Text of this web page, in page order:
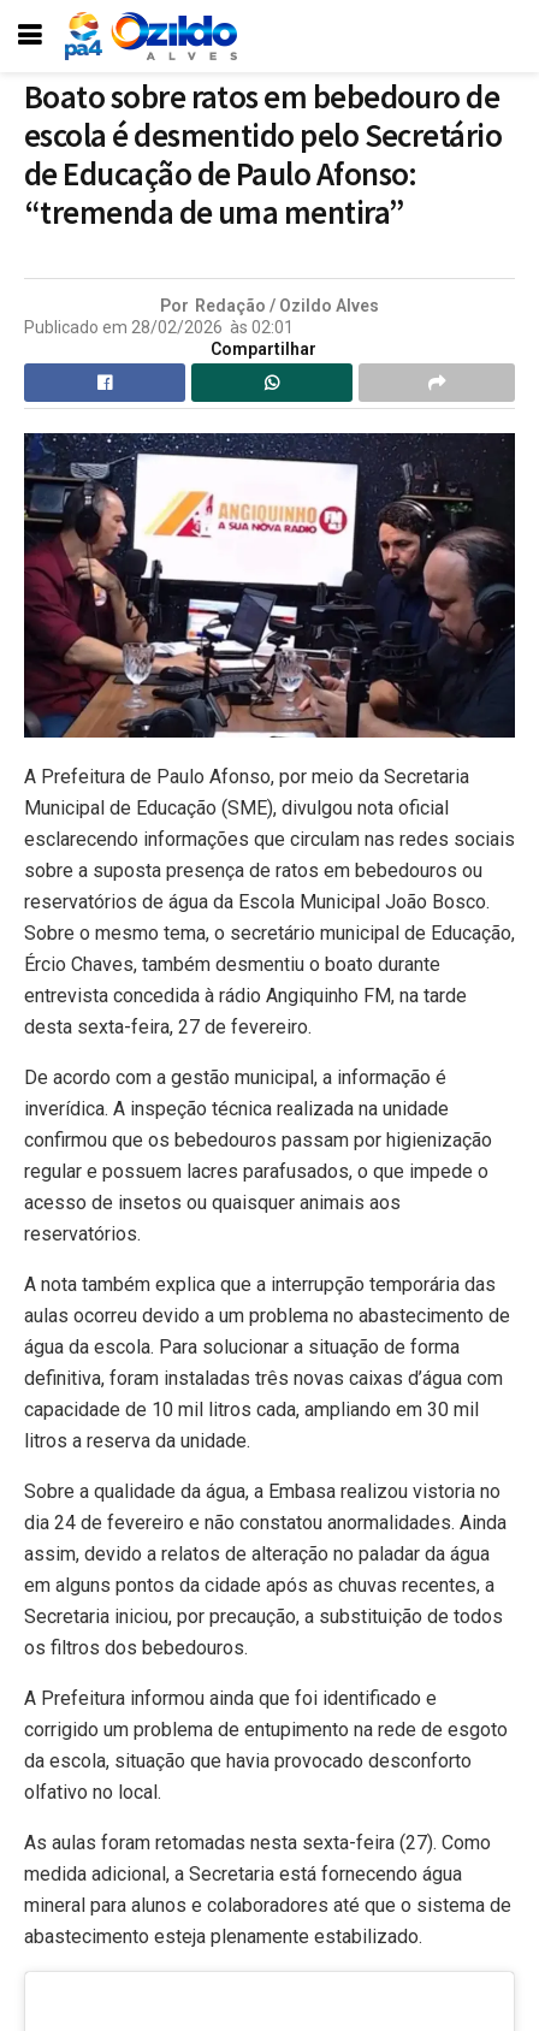
Boato sobre ratos em bebedouro de
escola é desmentido pelo Secretário
de Educação de Paulo Afonso:
“tremenda de uma mentira”
Por Redação / Ozildo Alves
Publicado em 28/02/2026 às 02:01
Compartilhar
A Prefeitura de Paulo Afonso, por meio da Secretaria
Municipal de Educação (SME), divulgou nota oficial
esclarecendo informações que circulam nas redes sociais
sobre a suposta presença de ratos em bebedouros ou
reservatórios de água da Escola Municipal João Bosco.
Sobre o mesmo tema, o secretário municipal de Educação,
Ércio Chaves, também desmentiu o boato durante
entrevista concedida à rádio Angiquinho FM, na tarde
desta sexta-feira, 27 de fevereiro.
De acordo com a gestão municipal, a informação é
inverídica. A inspeção técnica realizada na unidade
confirmou que os bebedouros passam por higienização
regular e possuem lacres parafusados, o que impede o
acesso de insetos ou quaisquer animais aos
reservatórios.
A nota também explica que a interrupção temporária das
aulas ocorreu devido a um problema no abastecimento de
água da escola. Para solucionar a situação de forma
definitiva, foram instaladas três novas caixas d’água com
capacidade de 10 mil litros cada, ampliando em 30 mil
litros a reserva da unidade.
Sobre a qualidade da água, a Embasa realizou vistoria no
dia 24 de fevereiro e não constatou anormalidades. Ainda
assim, devido a relatos de alteração no paladar da água
em alguns pontos da cidade após as chuvas recentes, a
Secretaria iniciou, por precaução, a substituição de todos
os filtros dos bebedouros.
A Prefeitura informou ainda que foi identificado e
corrigido um problema de entupimento na rede de esgoto
da escola, situação que havia provocado desconforto
olfativo no local.
As aulas foram retomadas nesta sexta-feira (27). Como
medida adicional, a Secretaria está fornecendo água
mineral para alunos e colaboradores até que o sistema de
abastecimento esteja plenamente estabilizado.